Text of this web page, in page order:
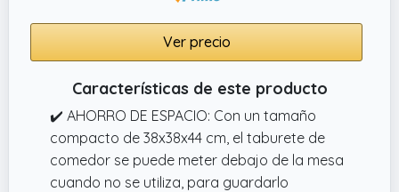
Ver precio
Características de este producto
✔️ AHORRO DE ESPACIO: Con un tamaño
compacto de 38x38x44 cm, el taburete de
comedor se puede meter debajo de la mesa
cuando no se utiliza, para guardarlo